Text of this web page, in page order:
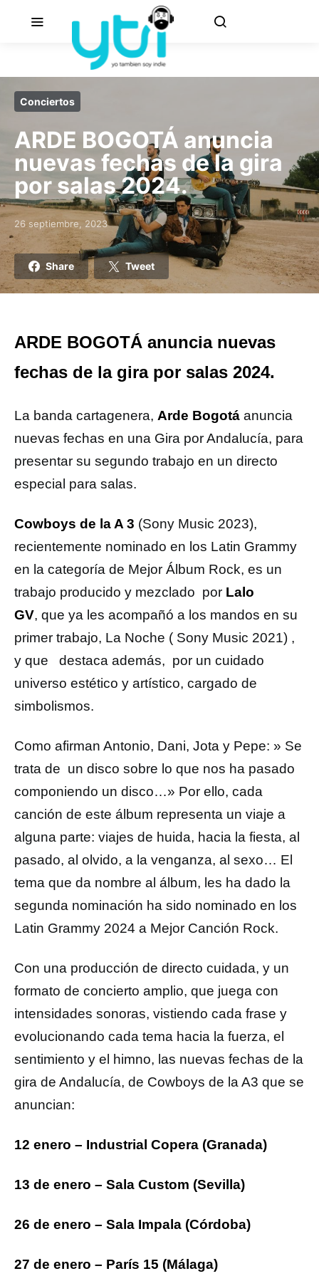
Conciertos
ARDE BOGOTÁ anuncia
nuevas fechas de la gira
por salas 2024.
Posted on
26 septiembre, 2023
Share Tweet
ARDE BOGOTÁ anuncia nuevas
fechas de la gira por salas 2024.
La banda cartagenera, Arde Bogotá anuncia
nuevas fechas en una Gira por Andalucía, para
presentar su segundo trabajo en un directo
especial para salas.
Cowboys de la A 3 (Sony Music 2023),
recientemente nominado en los Latin Grammy
en la categoría de Mejor Álbum Rock, es un
trabajo producido y mezclado por Lalo
GV, que ya les acompañó a los mandos en su
primer trabajo, La Noche ( Sony Music 2021) ,
y que destaca además, por un cuidado
universo estético y artístico, cargado de
simbolismos.
Como afirman Antonio, Dani, Jota y Pepe: » Se
trata de un disco sobre lo que nos ha pasado
componiendo un disco…» Por ello, cada
canción de este álbum representa un viaje a
alguna parte: viajes de huida, hacia la fiesta, al
pasado, al olvido, a la venganza, al sexo… El
tema que da nombre al álbum, les ha dado la
segunda nominación ha sido nominado en los
Latin Grammy 2024 a Mejor Canción Rock.
Con una producción de directo cuidada, y un
formato de concierto amplio, que juega con
intensidades sonoras, vistiendo cada frase y
evolucionando cada tema hacia la fuerza, el
sentimiento y el himno, las nuevas fechas de la
gira de Andalucía, de Cowboys de la A3 que se
anuncian:
12 enero – Industrial Copera (Granada)
13 de enero – Sala Custom (Sevilla)
26 de enero – Sala Impala (Córdoba)
27 de enero – París 15 (Málaga)